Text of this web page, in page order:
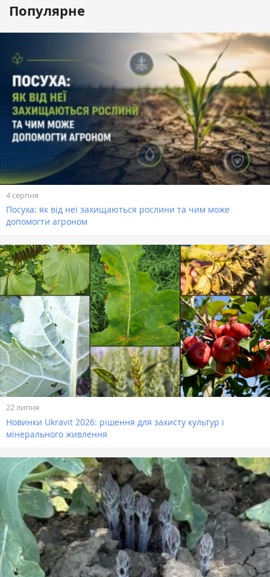
Популярне
4 серпня
Посуха: як від неї захищаються рослини та чим може
допомогти агроном
22 липня
Новинки Ukravit 2026: рішення для захисту культур і
мінерального живлення